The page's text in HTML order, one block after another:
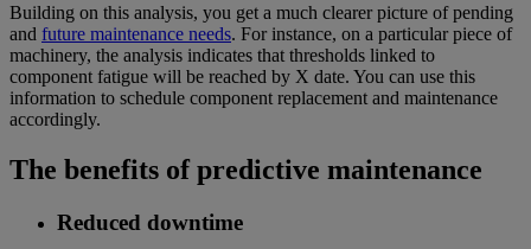
Building on this analysis, you get a much clearer picture of pending
and future maintenance needs. For instance, on a particular piece of
machinery, the analysis indicates that thresholds linked to
component fatigue will be reached by X date. You can use this
information to schedule component replacement and maintenance
accordingly.
The benefits of predictive maintenance
Reduced downtime